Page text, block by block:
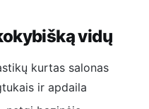
vidų
kurtas salonas
ir apdaila